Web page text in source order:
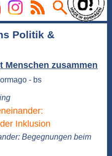
Politik &
Menschen zusammen
- bs
Begegnungen beim